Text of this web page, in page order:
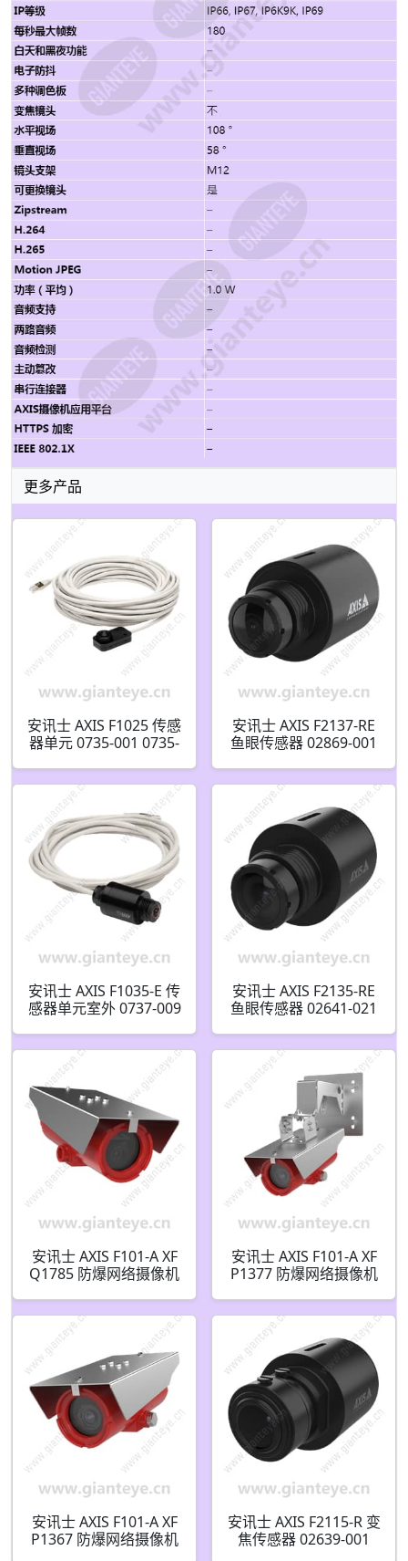
更多产品
安讯士 AXIS F1025 传感
器单元 0735-001 0735-
安讯士 AXIS F2137-RE
鱼眼传感器 02869-001
安讯士 AXIS F1035-E 传
感器单元室外 0737-009
安讯士 AXIS F2135-RE
鱼眼传感器 02641-021
安讯士 AXIS F101-A XF
Q1785 防爆网络摄像机
安讯士 AXIS F101-A XF
P1377 防爆网络摄像机
安讯士 AXIS F101-A XF
P1367 防爆网络摄像机
安讯士 AXIS F2115-R 变
焦传感器 02639-001